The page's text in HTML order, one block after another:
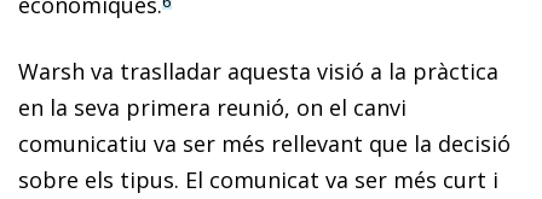
Warsh va traslladar aquesta visió a la pràctica
en la seva primera reunió, on el canvi
comunicatiu va ser més rellevant que la decisió
sobre els tipus. El comunicat va ser més curt i